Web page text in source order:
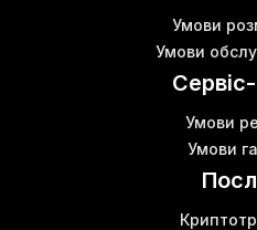
Умови
Умови
Умови
Умови